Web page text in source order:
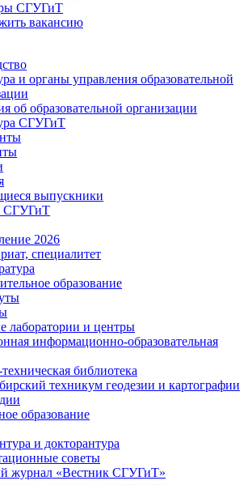
СГУГиТ
вакансию
и органы управления образовательной
об образовательной организации
СГУГиТ
выпускники
СГУГиТ
2026
специалитет
образование
лаборатории и центры
информационно-образовательная
библиотека
техникум геодезии и картографии
образование
и докторантура
советы
журнал «Вестник СГУГиТ»